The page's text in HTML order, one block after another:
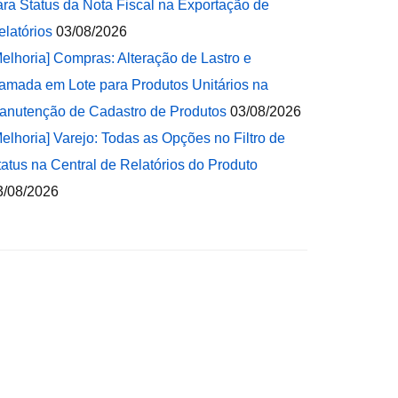
Status da Nota Fiscal na Exportação de
03/08/2026
Compras: Alteração de Lastro e
em Lote para Produtos Unitários na
de Cadastro de Produtos 03/08/2026
Varejo: Todas as Opções no Filtro de
na Central de Relatórios do Produto
08/2026